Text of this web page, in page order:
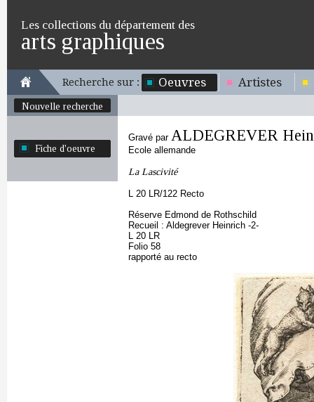
Les collections du département des
arts graphiques
Recherche sur : Oeuvres Artistes
Nouvelle recherche
Fiche d'oeuvre
Gravé par ALDEGREVER
Ecole allemande
La Lascivité
L 20 LR/122 Recto
Réserve Edmond de Rothschild
Recueil : Aldegrever Heinrich -2-
L 20 LR
Folio 58
rapporté au recto